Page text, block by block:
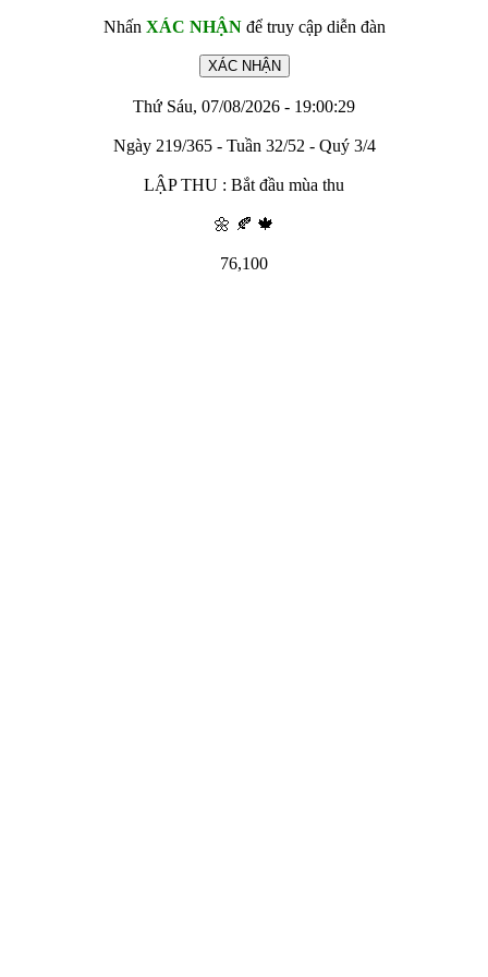
Nhấn XÁC NHẬNđể truy cập diễn đàn
Thứ Sáu, 07/08/2026 - 19:00:29
Ngày 219/365 - Tuần 32/52 - Quý 3/4
LẬP THU : Bắt đầu mùa thu
🌼 🍂 🍁
76,100